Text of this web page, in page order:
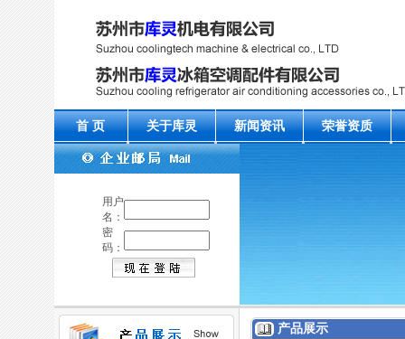
首 页 关于库灵 新闻资讯 荣誉资质
用户
名：
密
码：
产品展示